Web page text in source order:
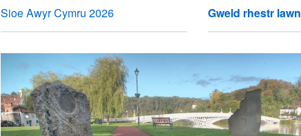
Sioe Awyr Cymru 2026 Gweld rhestr lawn